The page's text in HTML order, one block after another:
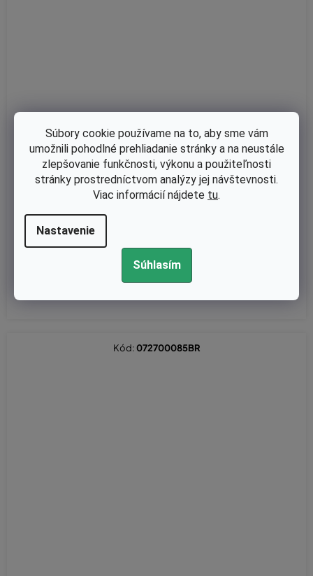
Súbory cookie používame na to, aby sme vám
umožnili pohodlné prehliadanie stránky a na neustále
zlepšovanie funkčnosti, výkonu a použiteľnosti
stránky prostredníctvom analýzy jej návštevnosti.
Viac informácií nájdete tu.
Nastavenie
Súhlasím
Skladom
Kód:072700085BR